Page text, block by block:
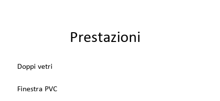
Prestazioni
Doppi vetri
Finestra PVC